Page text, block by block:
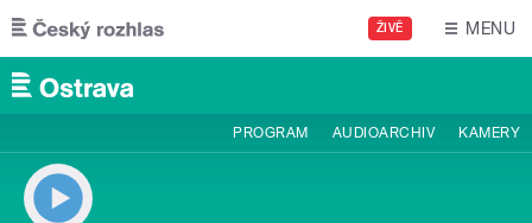
Přejít k hlavnímu obsahu
ŽIVĚ MENU
PROGRAM AUDIOARCHIV KAMERY